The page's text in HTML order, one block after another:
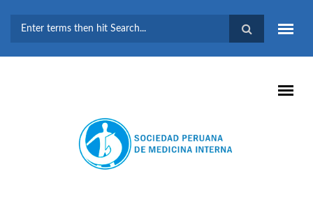
BÚSQUEDA